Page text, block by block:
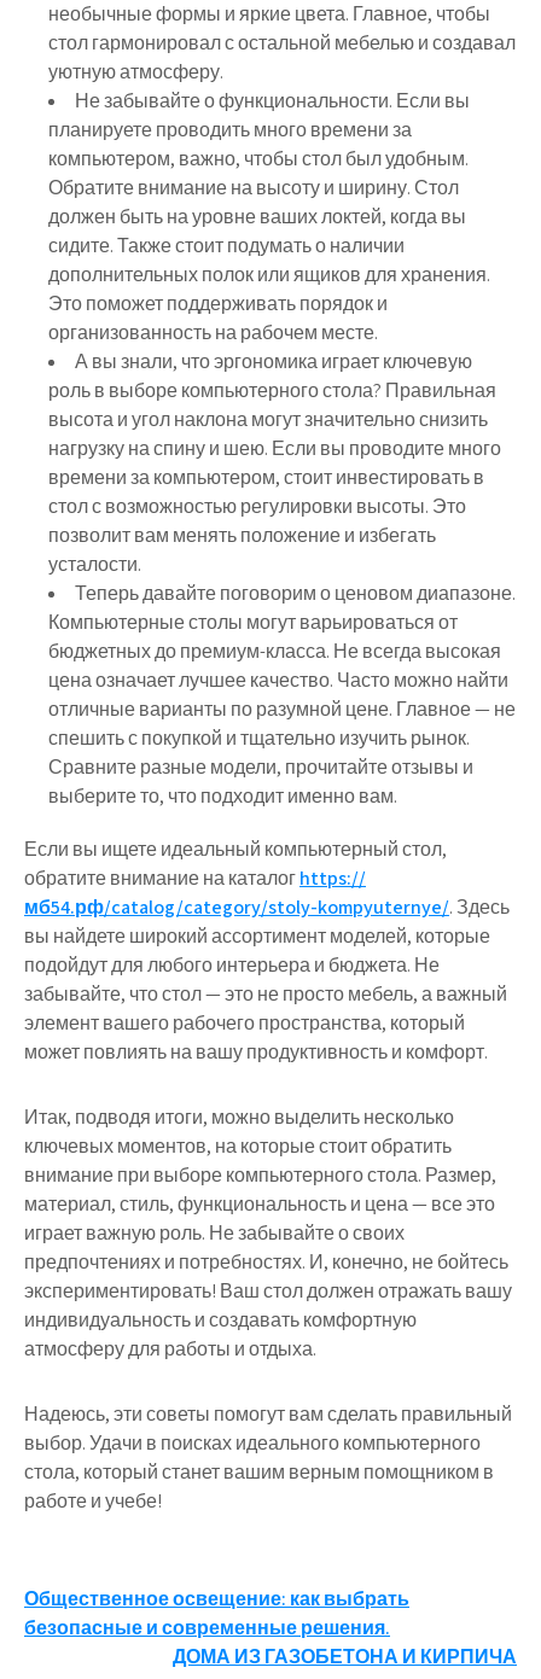
необычные формы и яркие цвета. Главное, чтобы
стол гармонировал с остальной мебелью и создавал
уютную атмосферу.
Не забывайте о функциональности. Если вы
планируете проводить много времени за
компьютером, важно, чтобы стол был удобным.
Обратите внимание на высоту и ширину. Стол
должен быть на уровне ваших локтей, когда вы
сидите. Также стоит подумать о наличии
дополнительных полок или ящиков для хранения.
Это поможет поддерживать порядок и
организованность на рабочем месте.
А вы знали, что эргономика играет ключевую
роль в выборе компьютерного стола? Правильная
высота и угол наклона могут значительно снизить
нагрузку на спину и шею. Если вы проводите много
времени за компьютером, стоит инвестировать в
стол с возможностью регулировки высоты. Это
позволит вам менять положение и избегать
усталости.
Теперь давайте поговорим о ценовом диапазоне.
Компьютерные столы могут варьироваться от
бюджетных до премиум-класса. Не всегда высокая
цена означает лучшее качество. Часто можно найти
отличные варианты по разумной цене. Главное — не
спешить с покупкой и тщательно изучить рынок.
Сравните разные модели, прочитайте отзывы и
выберите то, что подходит именно вам.
Если вы ищете идеальный компьютерный стол,
обратите внимание на каталогhttps://
мб54.рф/catalog/category/stoly-kompyuternye/. Здесь
вы найдете широкий ассортимент моделей, которые
подойдут для любого интерьера и бюджета. Не
забывайте, что стол — это не просто мебель, а важный
элемент вашего рабочего пространства, который
может повлиять на вашу продуктивность и комфорт.
Итак, подводя итоги, можно выделить несколько
ключевых моментов, на которые стоит обратить
внимание при выборе компьютерного стола. Размер,
материал, стиль, функциональность и цена — все это
играет важную роль. Не забывайте о своих
предпочтениях и потребностях. И, конечно, не бойтесь
экспериментировать! Ваш стол должен отражать вашу
индивидуальность и создавать комфортную
атмосферу для работы и отдыха.
Надеюсь, эти советы помогут вам сделать правильный
выбор. Удачи в поисках идеального компьютерного
стола, который станет вашим верным помощником в
работе и учебе!
Навигация
по
Общественное освещение: как выбрать
безопасные и современные решения.
ДОМА ИЗ ГАЗОБЕТОНА И КИРПИЧА